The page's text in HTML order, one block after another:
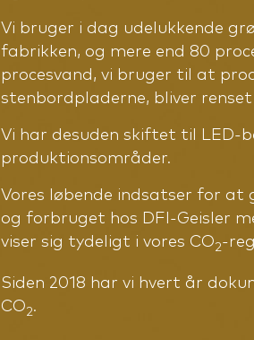
Vi bruger i dag udelukkende
fabrikken, og mere end 80
procesvand, vi bruger til at
stenbordpladerne, bliver
Vi har desuden skiftet til LED-
produktionsområder.
Vores løbende indsatser for at
og forbruget hos DFI-Geisler
viser sig tydeligt i vores CO2-
Siden 2018 har vi hvert år
CO2.